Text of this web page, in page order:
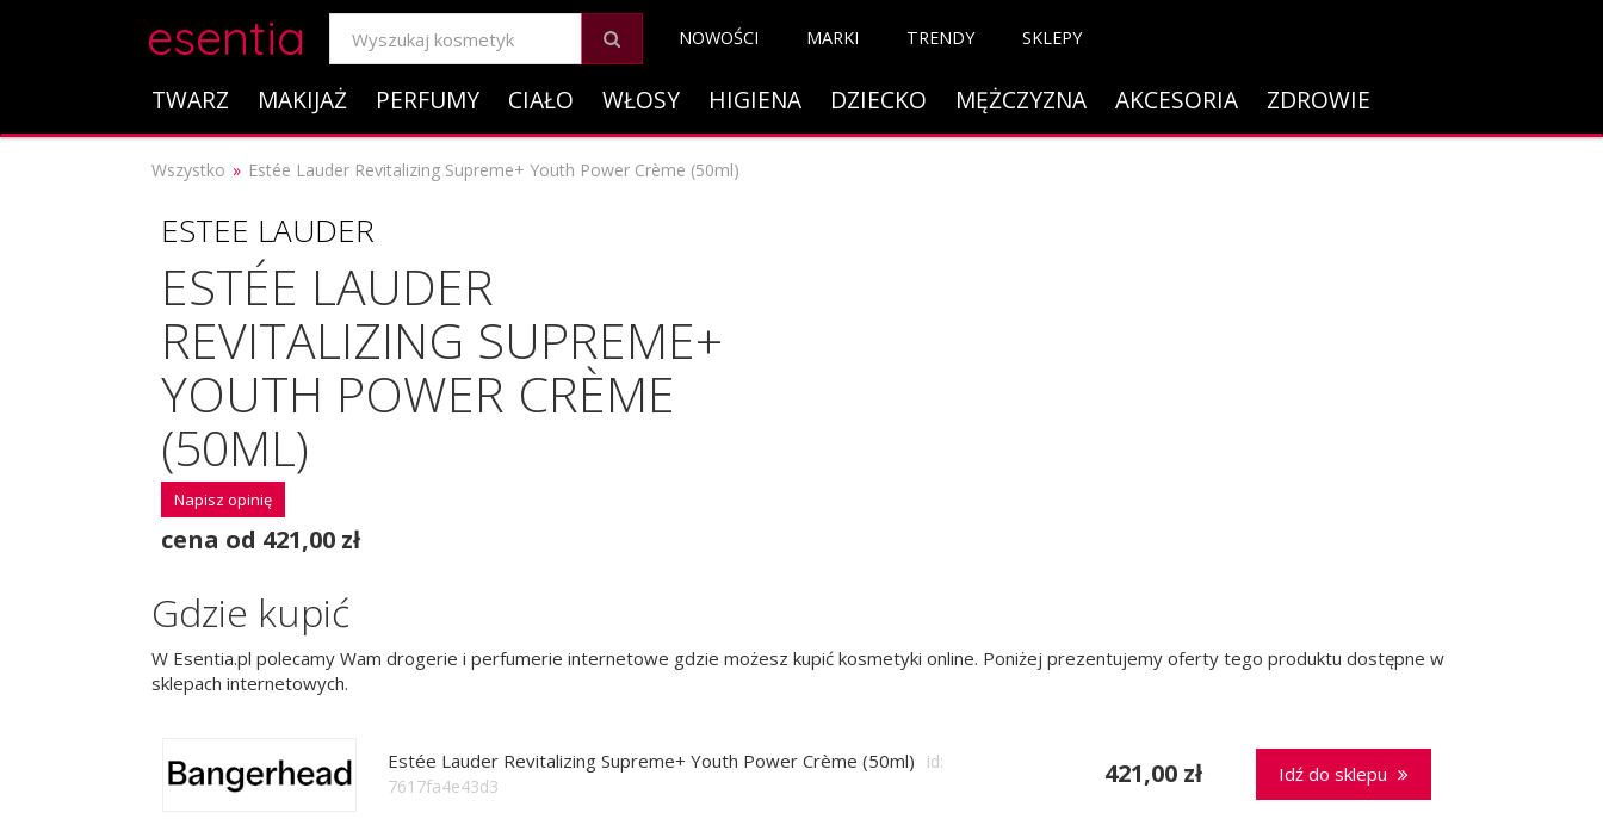
esentia NOWOŚCI MARKI TRENDY SKLEPY
TWARZ MAKIJAŻ PERFUMY CIAŁO WŁOSY HIGIENA DZIECKO MĘŻCZYZNA AKCESORIA ZDROWIE
Wszystko Estée Lauder Revitalizing Supreme+ Youth Power Crème (50ml)
ESTEE LAUDER
ESTÉE LAUDER
REVITALIZING SUPREME+
YOUTH POWER CRÈME
(50ML)
Napisz opinię
cena od 421,00 zł
Gdzie kupić
W Esentia.pl polecamy Wam drogerie i perfumerie internetowe gdzie możesz kupić kosmetyki online. Poniżej prezentujemy oferty tego produktu dostępne w
sklepach internetowych.
Estée Lauder Revitalizing Supreme+ Youth Power Crème (50ml)
id:
7617fa4e43d3
421,00 zł Idź do sklepu